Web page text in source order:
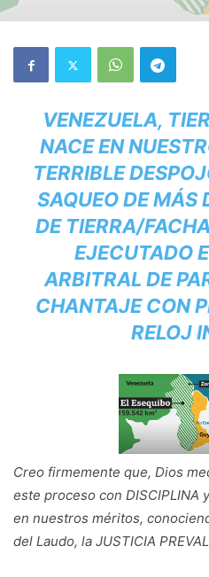
VENEZUELA,
NACE EN
TERRIBLE
SAQUEO DE MÁS
DE TIERRA/
EJECUTADO
ARBITRAL DE
CHANTAJE CON
RELOJ
Creo firmemente que, Dios
este proceso con DISCIPLINA
en nuestros méritos,
del Laudo, la JUSTICIA